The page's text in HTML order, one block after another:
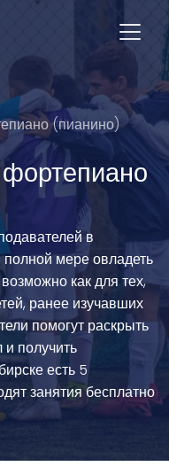
(пианино)
в
мере овладеть
как для тех,
ранее изучавших
помогут раскрыть
и получить
есть 5
занятия бесплатно